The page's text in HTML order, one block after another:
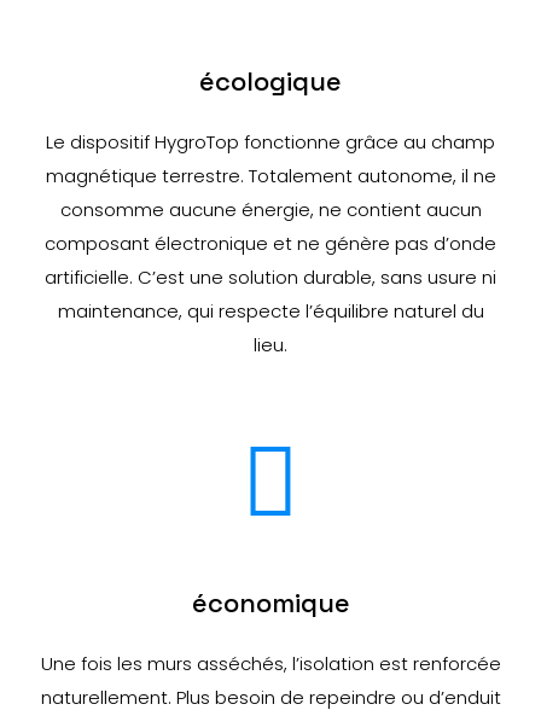
écologique
Le dispositif HygroTop fonctionne grâce au champ
magnétique terrestre. Totalement autonome, il ne
consomme aucune énergie, ne contient aucun
composant électronique et ne génère pas d’onde
artificielle. C’est une solution durable, sans usure ni
maintenance, qui respecte l’équilibre naturel du
lieu.
économique
Une fois les murs asséchés, l’isolation est renforcée
naturellement. Plus besoin de repeindre ou d’enduit